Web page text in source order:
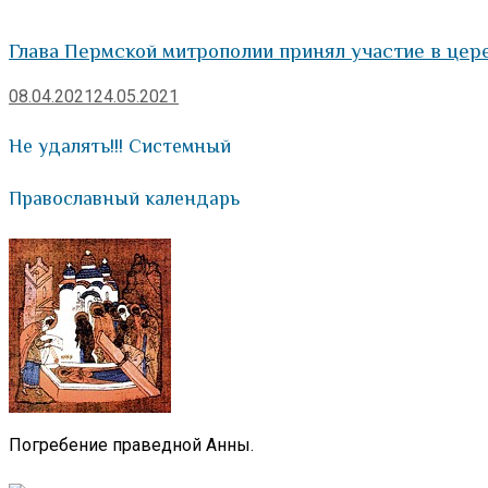
Глава Пермской митрополии принял участие в
08.04.202124.05.2021
Не удалять!!! Системный
Православный календарь
Погребение праведной Анны.